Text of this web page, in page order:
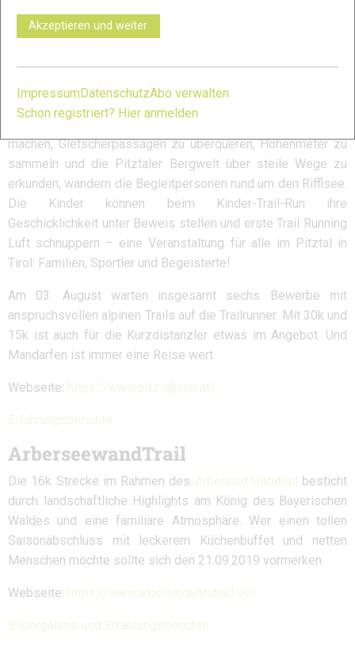
Webseite:https://www.ultratrail.at
Erfahrungsberichte
Auch das Pitztal hat sich als wahre Trailrunnerdestination
etabliert. Während sich die Trail-Sportler auf den Weg
machen, Gletscherpassagen zu überqueren, Höhenmeter zu
sammeln und die Pitztaler Bergwelt über steile Wege zu
erkunden, wandern die Begleitpersonen rund um den Rifflsee.
Die Kinder können beim Kinder-Trail-Run ihre
Geschicklichkeit unter Beweis stellen und erste Trail Running
Luft schnuppern – eine Veranstaltung für alle im Pitztal in
Tirol: Familien, Sportler und Begeisterte!
Am 03. August warten insgesamt sechs Bewerbe mit
anspruchsvollen alpinen Trails auf die Trailrunner. Mit 30k und
15k ist auch für die Kurzdistanzler etwas im Angebot. Und
Mandarfen ist immer eine Reise wert.
Webseite: https://www.pitz-alpine.at/
Erfahrungsberichte
ArberseewandTrail
Die 16k Strecke im Rahmen des Arberland Ultratrail besticht
durch landschaftliche Highlights am König des Bayerischen
Waldes und eine familiäre Atmosphäre. Wer einen tollen
Saisonabschluss mit leckerem Küchenbuffet und netten
Menschen möchte sollte sich den 21.09.2019 vormerken.
Webseite: https://www.arberlandultratrail.de/
Bildergalerie und Erfahrungsberichte
Akzeptieren und weiter
Impressum DatenschutzAbo verwalten
Schon registriert? Hier anmelden